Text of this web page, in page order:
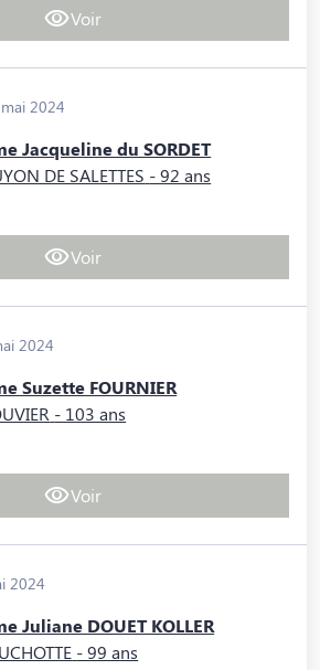
Voir
2024
Jacqueline du SORDET
DE SALETTES - 92 ans
Voir
2024
Suzette FOURNIER
- 103 ans
Voir
2024
Juliane DOUET KOLLER
- 99 ans